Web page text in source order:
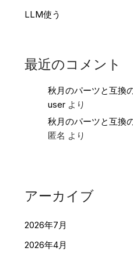
LLM使う
最近のコメント
秋月のパーツと互換
user より
秋月のパーツと互換
匿名 より
アーカイブ
2026年7月
2026年4月